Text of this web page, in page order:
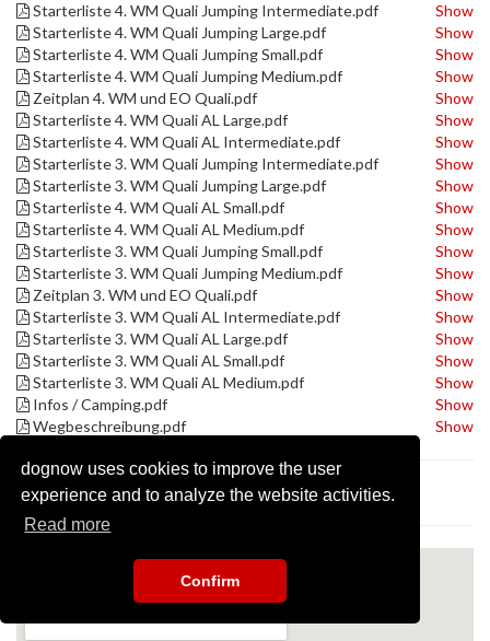
dognow uses cookies to improve the user
experience and to analyze the website activities.
Read more
Confirm
Starterliste 4. WM Quali Jumping Intermediate.pdf
Show
Starterliste 4. WM Quali Jumping Large.pdf
Show
Starterliste 4. WM Quali Jumping Small.pdf
Show
Starterliste 4. WM Quali Jumping Medium.pdf
Show
Zeitplan 4. WM und EO Quali.pdf
Show
Starterliste 4. WM Quali AL Large.pdf
Show
Starterliste 4. WM Quali AL Intermediate.pdf
Show
Starterliste 3. WM Quali Jumping Intermediate.pdf
Show
Starterliste 3. WM Quali Jumping Large.pdf
Show
Starterliste 4. WM Quali AL Small.pdf
Show
Starterliste 4. WM Quali AL Medium.pdf
Show
Starterliste 3. WM Quali Jumping Small.pdf
Show
Starterliste 3. WM Quali Jumping Medium.pdf
Show
Zeitplan 3. WM und EO Quali.pdf
Show
Starterliste 3. WM Quali AL Intermediate.pdf
Show
Starterliste 3. WM Quali AL Large.pdf
Show
Starterliste 3. WM Quali AL Small.pdf
Show
Starterliste 3. WM Quali AL Medium.pdf
Show
Infos / Camping.pdf
Show
Wegbeschreibung.pdf
Show
Map